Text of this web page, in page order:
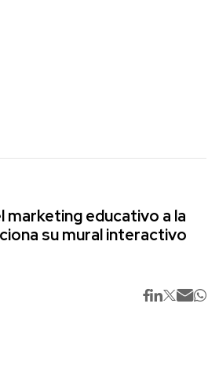
marketing educativo a la
su mural interactivo